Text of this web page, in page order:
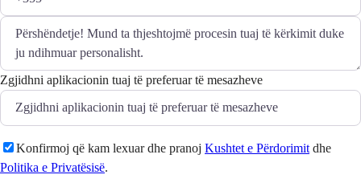
Zgjidhni aplikacionin tuaj të preferuar të mesazheve
Konfirmoj që kam lexuar dhe pranoj Kushtet e Përdorimit dhe
Politika e Privatësisë.